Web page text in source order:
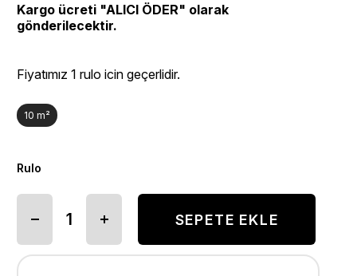
Kargo ücreti "ALICI ÖDER" olarak
gönderilecektir.
Fiyatımız 1 rulo icin geçerlidir.
10 m²
Rulo